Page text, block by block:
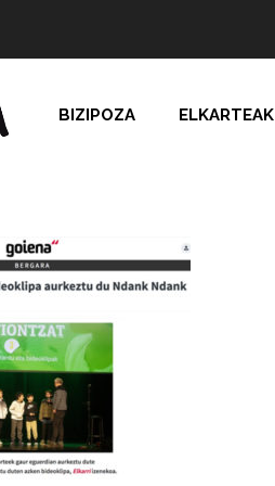
BIZIPOZA ELKARTEAK